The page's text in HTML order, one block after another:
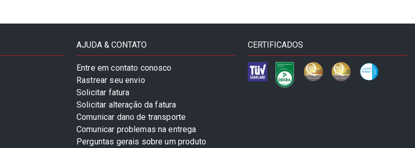
AJUDA & CONTATO
Entre em contato conosco
Rastrear seu envio
Solicitar fatura
Solicitar alteração da fatura
Comunicar dano de transporte
Comunicar problemas na entrega
Perguntas gerais sobre um produto
CERTIFICADOS